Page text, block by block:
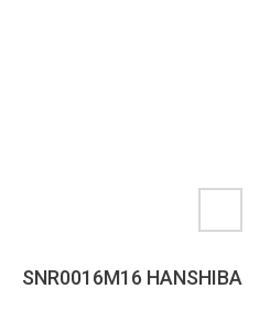
SNR0016M16 HANSHIBA